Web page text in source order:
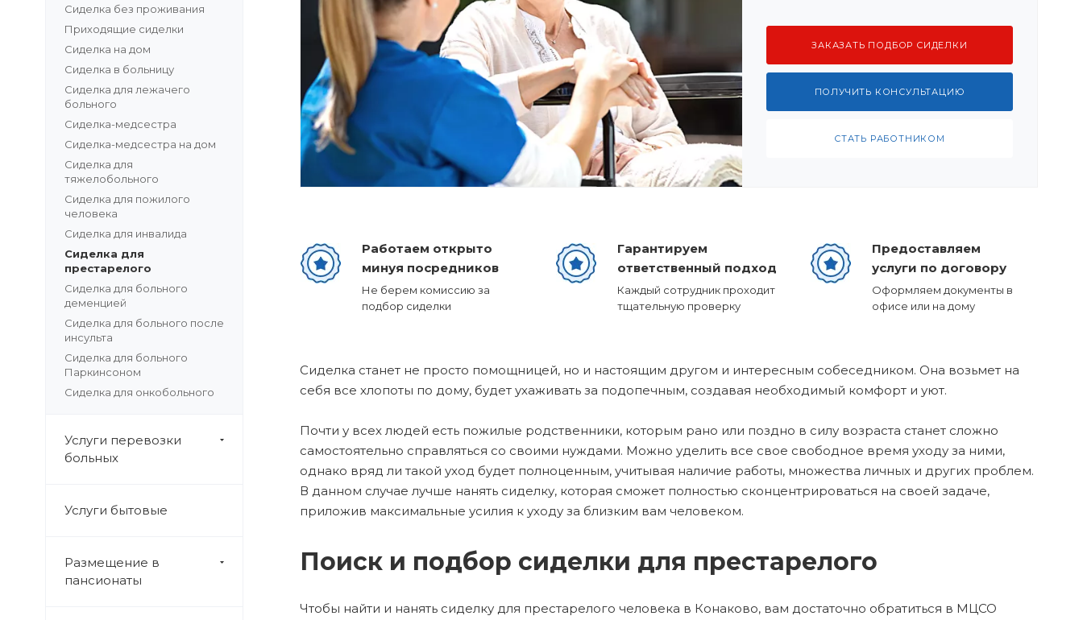
Сиделка без проживания
Приходящие сиделки
Сиделка на дом
Сиделка в больницу
Сиделка для лежачего
больного
Сиделка-медсестра
Сиделка-медсестра на дом
Сиделка для
тяжелобольного
Сиделка для пожилого
человека
Сиделка для инвалида
Сиделка для
престарелого
Сиделка для больного
деменцией
Сиделка для больного после
инсульта
Сиделка для больного
Паркинсоном
Сиделка для онкобольного
Услуги перевозки
больных
Услуги бытовые
Размещение в
пансионаты
ЗАКАЗАТЬ ПОДБОР СИДЕЛКИ
ПОЛУЧИТЬ КОНСУЛЬТАЦИЮ
СТАТЬ РАБОТНИКОМ
Работаем открыто
минуя посредников
Не берем комиссию за
подбор сиделки
Гарантируем
ответственный подход
Каждый сотрудник проходит
тщательную проверку
Предоставляем
услуги по договору
Оформляем документы в
офисе или на дому
Сиделка станет не просто помощницей, но и настоящим другом и интересным собеседником. Она возьмет на
себя все хлопоты по дому, будет ухаживать за подопечным, создавая необходимый комфорт и уют.
Почти у всех людей есть пожилые родственники, которым рано или поздно в силу возраста станет сложно
самостоятельно справляться со своими нуждами. Можно уделить все свое свободное время уходу за ними,
однако вряд ли такой уход будет полноценным, учитывая наличие работы, множества личных и других проблем.
В данном случае лучше нанять сиделку, которая сможет полностью сконцентрироваться на своей задаче,
приложив максимальные усилия к уходу за близким вам человеком.
Поиск и подбор сиделки для престарелого
Чтобы найти и нанять сиделку для престарелого человека в Конаково, вам достаточно обратиться в МЦСО